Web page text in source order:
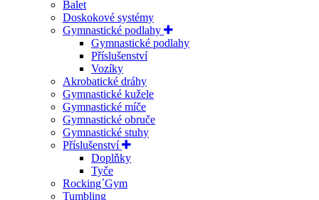
Balet
Doskokové systémy
Gymnastické podlahy
Gymnastické podlahy
Příslušenství
Vozíky
Akrobatické dráhy
Gymnastické kužele
Gymnastické míče
Gymnastické obruče
Gymnastické stuhy
Příslušenství
Doplňky
Tyče
Rocking´Gym
Tumbling